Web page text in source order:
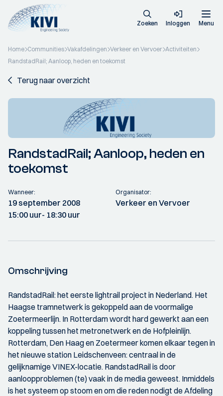
Zoeken Inloggen Menu
Home Communities Vakafdelingen Verkeer en Vervoer Activiteiten
RandstadRail; Aanloop, heden en toekomst
Terug naar overzicht
RandstadRail; Aanloop, heden en
toekomst
Wanneer:
19 september 2008
15:00 uur- 18:30 uur
Organisator:
Verkeer en Vervoer
Omschrijving
RandstadRail: het eerste lightrail project in Nederland. Het
Haagse tramnetwerk is gekoppeld aan de voormalige
Zoetermeerlijn. In Rotterdam wordt hard gewerkt aan een
koppeling tussen het metronetwerk en de Hofpleinlijn.
Rotterdam, Den Haag en Zoetermeer komen elkaar tegen in
het nieuwe station Leidschenveen: centraal in de
gelijknamige VINEX-locatie. RandstadRail is door
aanloopproblemen (te) vaak in de media geweest. Inmiddels
is het systeem op stoom en om die reden nodigt de Afdeling